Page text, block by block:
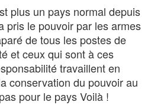
plus un pays normal depuis
pris le pouvoir par les armes
de tous les postes de
et ceux qui sont à ces
travaillent en
conservation du pouvoir au
pour le pays Voilà !